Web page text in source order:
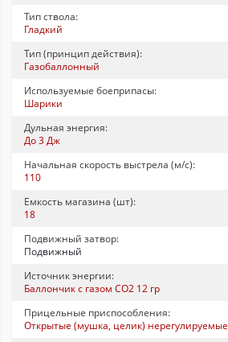
Тип ствола:
Гладкий
Тип (принцип действия):
Газобаллонный
Используемые боеприпасы:
Шарики
Дульная энергия:
До 3 Дж
Начальная скорость выстрела (м/с):
110
Емкость магазина (шт):
18
Подвижный затвор:
Подвижный
Источник энергии:
Баллончик с газом CO2 12 гр
Прицельные приспособления:
Открытые (мушка, целик) нерегулируемые